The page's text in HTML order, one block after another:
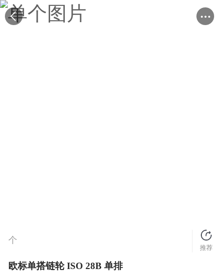
个
推荐
欧标单搭链轮 ISO 28B 单排